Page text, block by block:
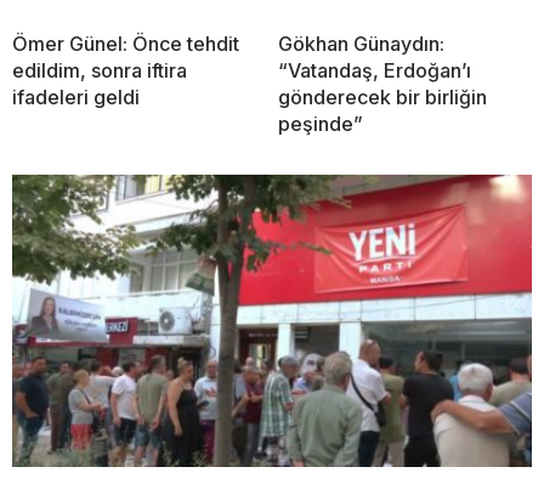
Ömer Günel: Önce tehdit
edildim, sonra iftira
ifadeleri geldi
Gökhan Günaydın:
“Vatandaş, Erdoğan’ı
gönderecek bir birliğin
peşinde”